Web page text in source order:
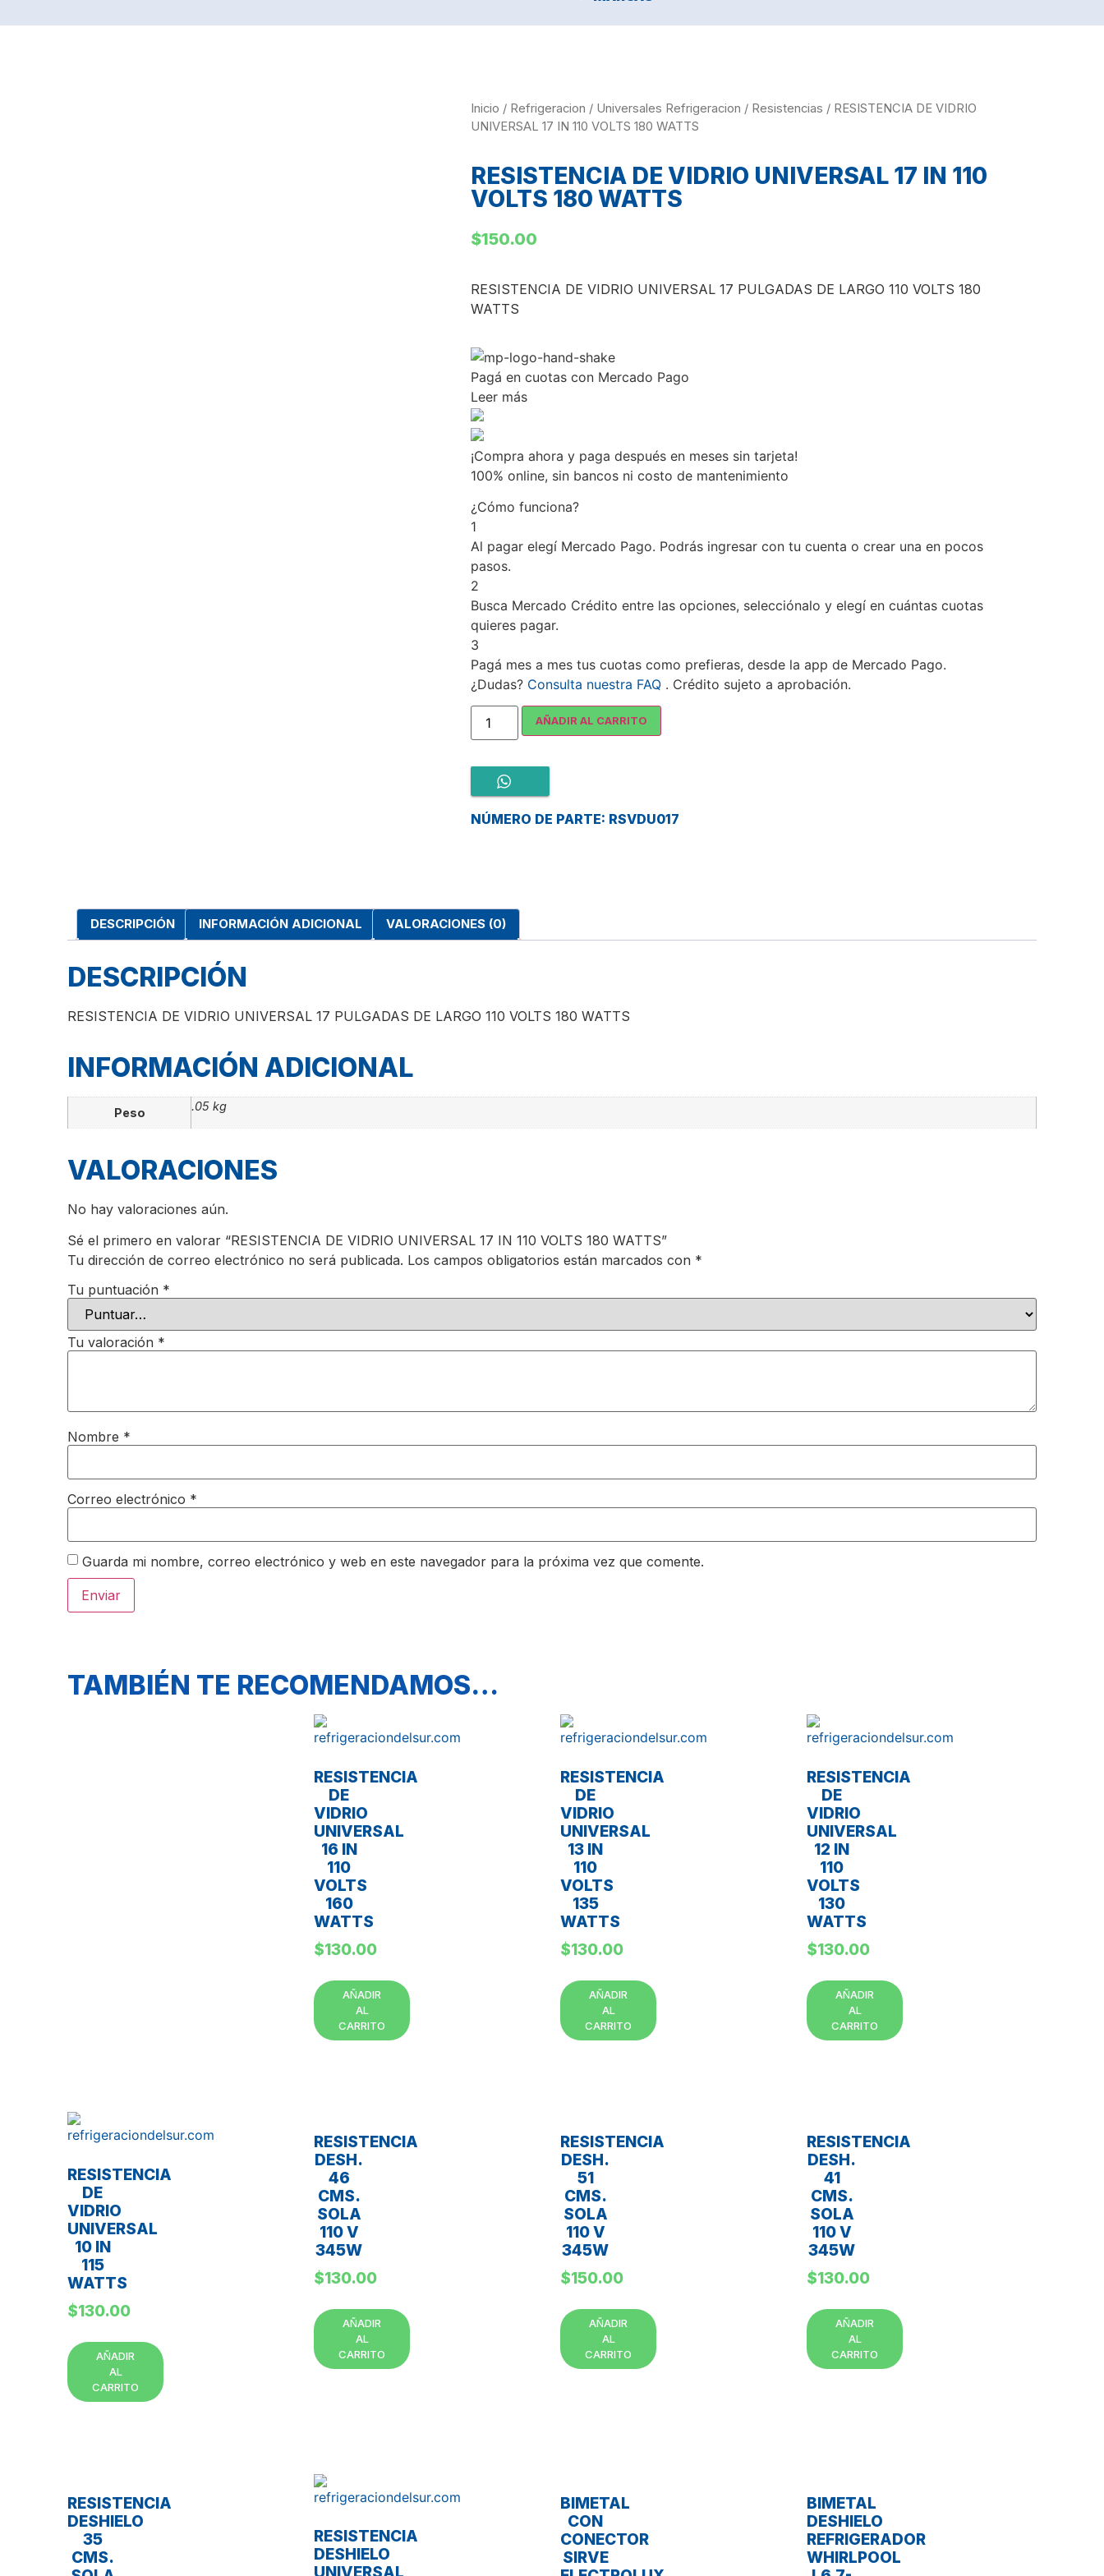
Inicio / Refrigeracion / Universales Refrigeracion / Resistencias / RESISTENCIA DE VIDRIO
UNIVERSAL 17 IN 110 VOLTS 180 WATTS
RESISTENCIA DE VIDRIO UNIVERSAL 17 IN 110
VOLTS 180 WATTS
$150.00
RESISTENCIA DE VIDRIO UNIVERSAL 17 PULGADAS DE LARGO 110 VOLTS 180
WATTS
Pagá en cuotascon Mercado Pago
Leer más
¡Compra ahora y paga después en meses sin tarjeta!
100% online, sin bancos ni costo de mantenimiento
¿Cómo funciona?
1
Al pagar elegíMercado Pago. Podrás ingresar con tu cuenta o crear una en pocos
pasos.
2
Busca Mercado Crédito entre las opciones, selecciónalo y elegí en cuántas cuotas
quieres pagar.
3
Pagá mes a mes tus cuotas como prefieras, desde la app de Mercado Pago.
¿Dudas? Consulta nuestra FAQ. Crédito sujeto a aprobación.
AÑADIR AL CARRITO
NÚMERO DE PARTE: RSVDU017
DESCRIPCIÓN INFORMACIÓN ADICIONAL VALORACIONES (0)
DESCRIPCIÓN
RESISTENCIA DE VIDRIO UNIVERSAL 17 PULGADAS DE LARGO 110 VOLTS 180 WATTS
INFORMACIÓN ADICIONAL
Peso .05 kg
VALORACIONES
No hay valoraciones aún.
Sé el primero en valorar “RESISTENCIA DE VIDRIO UNIVERSAL 17 IN 110 VOLTS 180 WATTS”
Tu dirección de correo electrónico no será publicada. Los campos obligatorios están marcados con *
Tu puntuación *
Tu valoración *
Nombre *
Correo electrónico *
Guarda mi nombre, correo electrónico y web en este navegador para la próxima vez que comente.
TAMBIÉN TE RECOMENDAMOS…
RESISTENCIA
DE
VIDRIO
UNIVERSAL
16 IN
110
VOLTS
160
WATTS
$130.00
AÑADIR
AL
CARRITO
RESISTENCIA
DE
VIDRIO
UNIVERSAL
13 IN
110
VOLTS
135
WATTS
$130.00
AÑADIR
AL
CARRITO
RESISTENCIA
DE
VIDRIO
UNIVERSAL
12 IN
110
VOLTS
130
WATTS
$130.00
AÑADIR
AL
CARRITO
RESISTENCIA
DE
VIDRIO
UNIVERSAL
10 IN
115
WATTS
$130.00
AÑADIR
AL
CARRITO
RESISTENCIA
DESH.
46
CMS.
SOLA
110 V
345W
$130.00
AÑADIR
AL
CARRITO
RESISTENCIA
DESH.
51
CMS.
SOLA
110 V
345W
$150.00
AÑADIR
AL
CARRITO
RESISTENCIA
DESH.
41
CMS.
SOLA
110 V
345W
$130.00
AÑADIR
AL
CARRITO
RESISTENCIA
DESHIELO
35
CMS.
RESISTENCIA
DESHIELO
BIMETAL
CON
CONECTOR
SIRVE
BIMETAL
DESHIELO
REFRIGERADOR
WHIRLPOOL